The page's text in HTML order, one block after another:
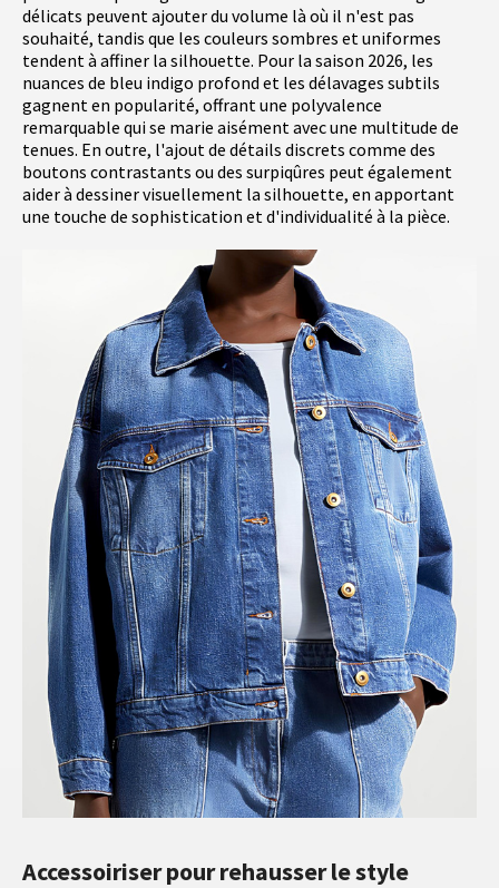
délicats peuvent ajouter du volume là où il n'est pas
souhaité, tandis que les couleurs sombres et uniformes
tendent à affiner la silhouette. Pour la saison 2026, les
nuances de bleu indigo profond et les délavages subtils
gagnent en popularité, offrant une polyvalence
remarquable qui se marie aisément avec une multitude de
tenues. En outre, l'ajout de détails discrets comme des
boutons contrastants ou des surpiqûres peut également
aider à dessiner visuellement la silhouette, en apportant
une touche de sophistication et d'individualité à la pièce.
Accessoiriser pour rehausser le style